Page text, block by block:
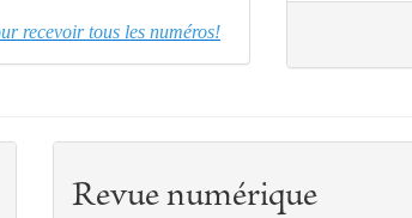
recevoir tous les numéros!
Revue numérique